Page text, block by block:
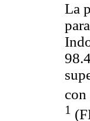
La
1